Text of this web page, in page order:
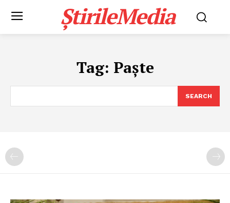
ȘtirileMedia
Tag: Paște
SEARCH